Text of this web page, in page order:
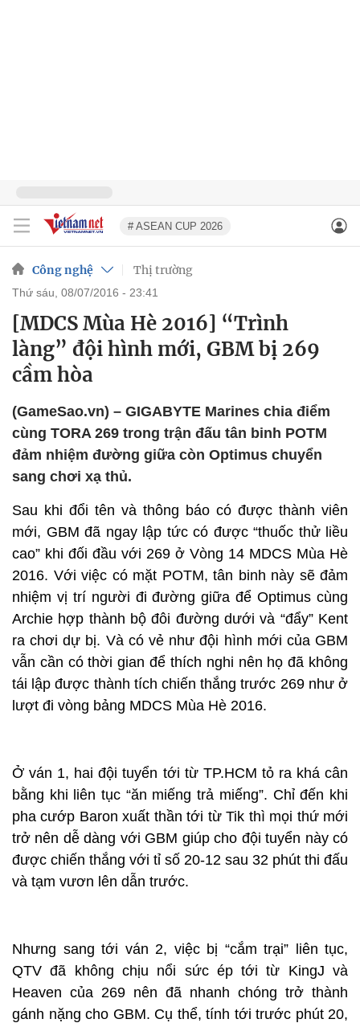
# ASEAN CUP 2026
Công nghệ Thị trường
thứ sáu, 08/07/2016 - 23:41
[MDCS Mùa Hè 2016] “Trình
làng” đội hình mới, GBM bị 269
cầm hòa
(GameSao.vn) – GIGABYTE Marines chia điểm
cùng TORA 269 trong trận đấu tân binh POTM
đảm nhiệm đường giữa còn Optimus chuyển
sang chơi xạ thủ.
Sau khi đổi tên và thông báo có được thành viên
mới, GBM đã ngay lập tức có được “thuốc thử liều
cao” khi đối đầu với 269 ở Vòng 14 MDCS Mùa Hè
2016. Với việc có mặt POTM, tân binh này sẽ đảm
nhiệm vị trí người đi đường giữa để Optimus cùng
Archie hợp thành bộ đôi đường dưới và “đẩy” Kent
ra chơi dự bị. Và có vẻ như đội hình mới của GBM
vẫn cần có thời gian để thích nghi nên họ đã không
tái lập được thành tích chiến thắng trước 269 như ở
lượt đi vòng bảng MDCS Mùa Hè 2016.
Ở ván 1, hai đội tuyển tới từ TP.HCM tỏ ra khá cân
bằng khi liên tục “ăn miếng trả miếng”. Chỉ đến khi
pha cướp Baron xuất thần tới từ Tik thì mọi thứ mới
trở nên dễ dàng với GBM giúp cho đội tuyển này có
được chiến thắng với tỉ số 20-12 sau 32 phút thi đấu
và tạm vươn lên dẫn trước.
Nhưng sang tới ván 2, việc bị “cắm trại” liên tục,
QTV đã không chịu nổi sức ép tới từ KingJ và
Heaven của 269 nên đã nhanh chóng trở thành
gánh nặng cho GBM. Cụ thể, tính tới trước phút 20,